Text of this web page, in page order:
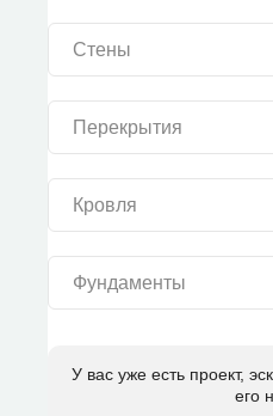
Стены
Перекрытия
Кровля
Фундаменты
У вас уже есть проект,
его